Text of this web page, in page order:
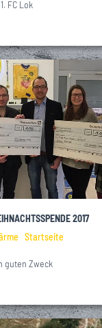
FC Lok
2017
Startseite
guten Zweck